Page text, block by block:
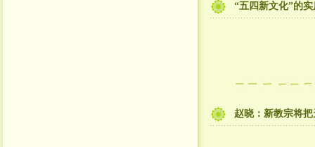
“五四新文化”的
赵晓：新教宗将